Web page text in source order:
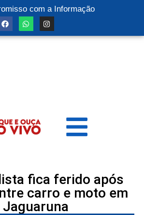
com a Informação
fica ferido após
carro e moto em
Jaguaruna